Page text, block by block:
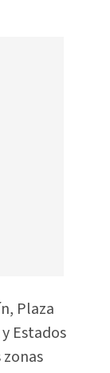
Plaza
Estados